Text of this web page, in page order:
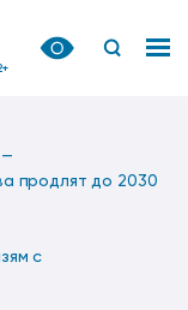
продлят до 2030
с